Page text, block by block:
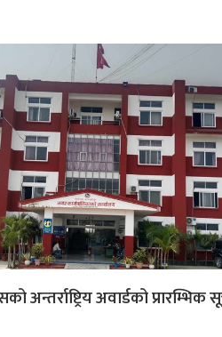
अन्तर्राष्ट्रिय अवार्डको प्रारम्भिक